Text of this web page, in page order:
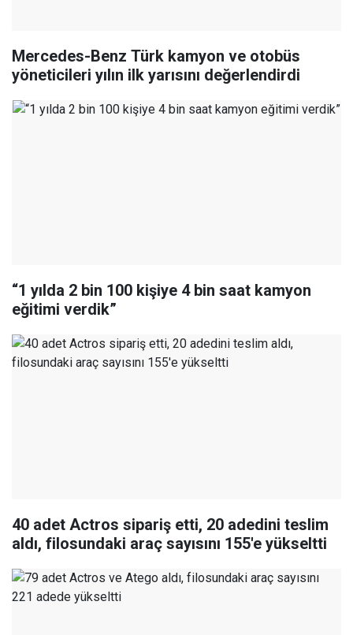
Mercedes-Benz Türk kamyon ve otobüs
yöneticileri yılın ilk yarısını değerlendirdi
“1 yılda 2 bin 100 kişiye 4 bin saat kamyon
eğitimi verdik”
40 adet Actros sipariş etti, 20 adedini teslim
aldı, filosundaki araç sayısını 155'e yükseltti